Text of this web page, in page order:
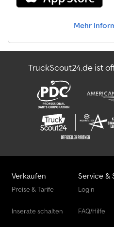
Mehr
TruckScout24.de ist
Verkaufen
Preise & Tarife
Inserate schalten
Service &
Login
FAQ/Hilfe